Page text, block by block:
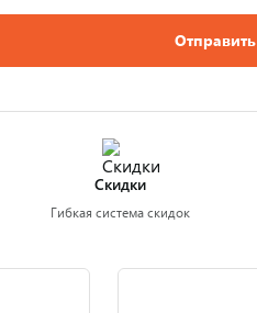
Отправить
Скидки
Гибкая система скидок